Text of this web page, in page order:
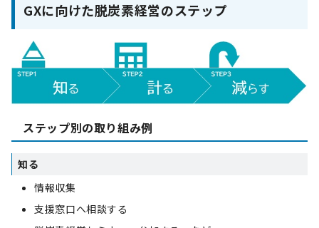
GXに向けた脱炭素経営のステップ
ステップ別の取り組み例
知る
情報収集
支援窓口へ相談する